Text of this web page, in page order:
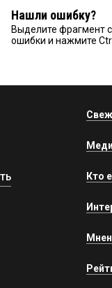
Нашли ошибку?
Выделите фрагмент
ошибки и нажмите
Кто